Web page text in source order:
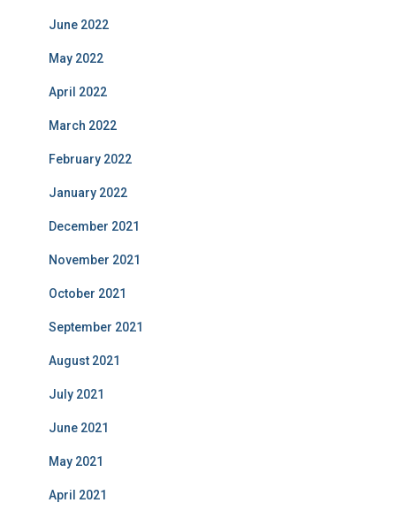
June 2022
May 2022
April 2022
March 2022
February 2022
January 2022
December 2021
November 2021
October 2021
September 2021
August 2021
July 2021
June 2021
May 2021
April 2021